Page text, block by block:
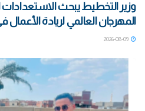
وزير التخطيط يبحث الاستعدادات
المهرجان العالمي لريادة الأعمال